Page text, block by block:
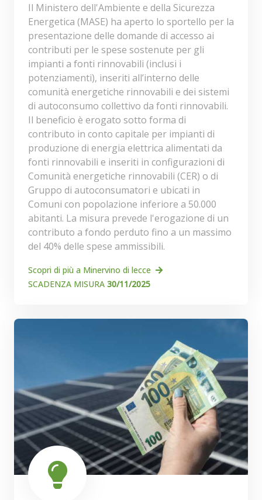
Il Ministero dell'Ambiente e della Sicurezza
Energetica (MASE) ha aperto lo sportello per la
presentazione delle domande di accesso ai
contributi per le spese sostenute per gli
impianti a fonti rinnovabili (inclusi i
potenziamenti), inseriti all’interno delle
comunità energetiche rinnovabili e dei sistemi
di autoconsumo collettivo da fonti rinnovabili.
Il beneficio è erogato sotto forma di
contributo in conto capitale per impianti di
produzione di energia elettrica alimentati da
fonti rinnovabili e inseriti in configurazioni di
Comunità energetiche rinnovabili (CER) o di
Gruppo di autoconsumatori e ubicati in
Comuni con popolazione inferiore a 50.000
abitanti. La misura prevede l'erogazione di un
contributo a fondo perduto fino a un massimo
del 40% delle spese ammissibili.
Scopri di più a Minervino di lecce
SCADENZA MISURA 30/11/2025